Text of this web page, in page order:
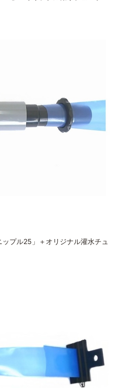
プル25」＋オリジナル灌水チュ